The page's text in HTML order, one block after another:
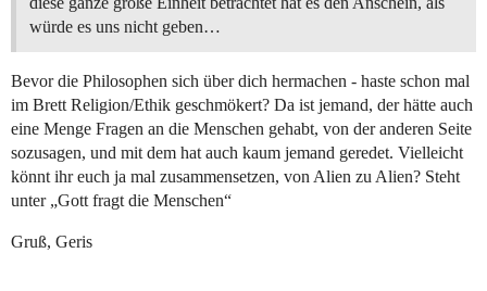
würde es uns nicht geben…
Bevor die Philosophen sich über dich hermachen - haste schon mal
im Brett Religion/Ethik geschmökert? Da ist jemand, der hätte auch
eine Menge Fragen an die Menschen gehabt, von der anderen Seite
sozusagen, und mit dem hat auch kaum jemand geredet. Vielleicht
könnt ihr euch ja mal zusammensetzen, von Alien zu Alien? Steht
unter „Gott fragt die Menschen“
Gruß, Geris